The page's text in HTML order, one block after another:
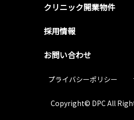
クリニック開業物件
採用情報
お問い合わせ
プライバシーポリシー
Copyright© DPC All